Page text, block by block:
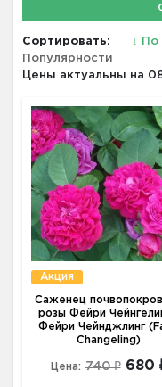
Сортировать: ↓ По
Популярности
Цены актуальны на
Акция
Саженец
розы Фейри
Фейри Чейнджлинг
Changeling)
Цена: 740 ₽ 680